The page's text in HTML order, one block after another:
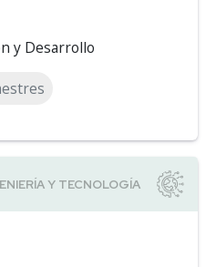
y Desarrollo